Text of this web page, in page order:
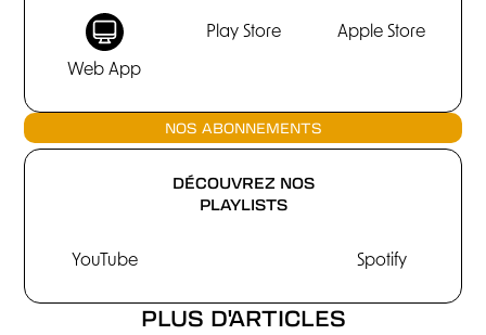
Web App
Play Store Apple Store
NOS ABONNEMENTS
DÉCOUVREZ NOS
PLAYLISTS
YouTube Spotify
PLUS D'ARTICLES